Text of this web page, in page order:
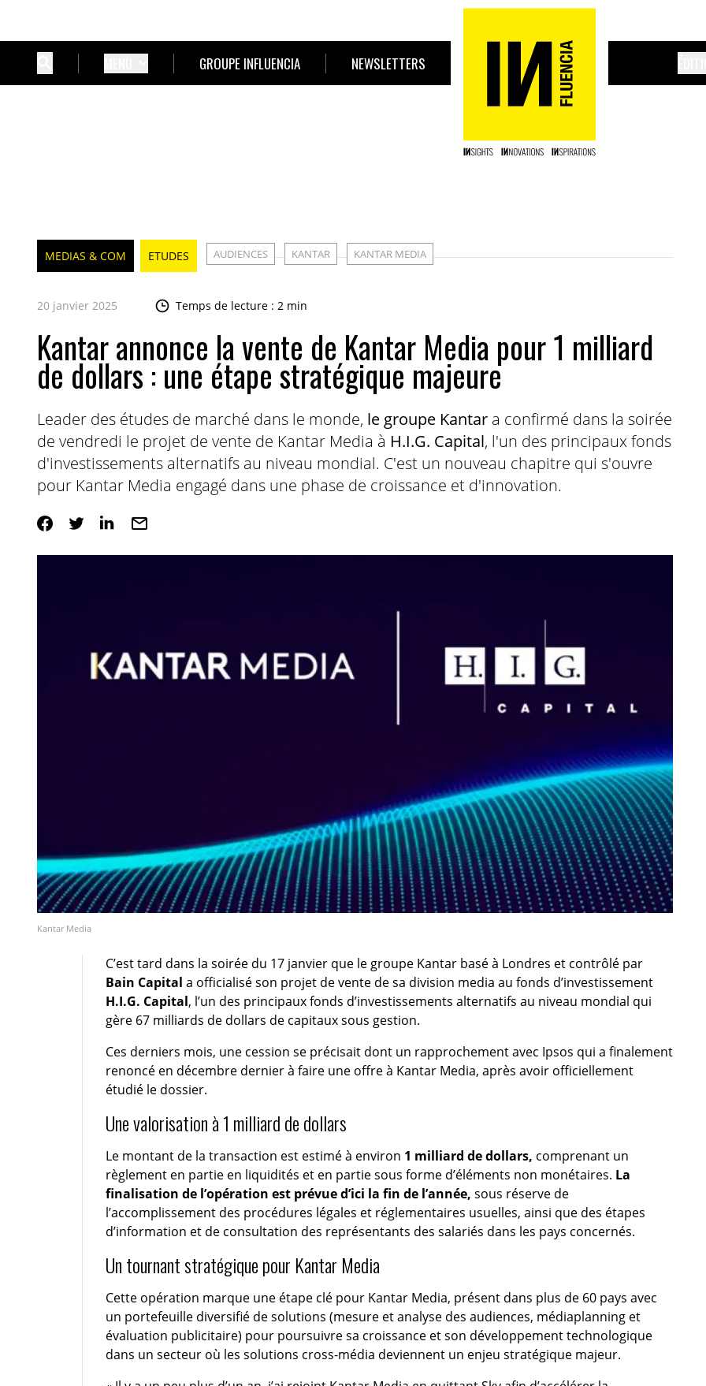
GROUPE INFLUENCIA NEWSLETTERS
MEDIAS & COM ETUDES AUDIENCES KANTAR KANTAR MEDIA
20 janvier 2025 Temps de lecture : 2 min
Kantar annonce la vente de Kantar Media pour 1 milliard
de dollars : une étape stratégique majeure
Leader des études de marché dans le monde, le groupe Kantara confirmé dans la soirée
de vendredi le projet de vente de Kantar Media à H.I.G. Capital, l'un des principaux fonds
d'investissements alternatifs au niveau mondial. C'est un nouveau chapitre qui s'ouvre
pour Kantar Media engagé dans une phase de croissance et d'innovation.
Kantar Media
C’est tard dans la soirée du 17 janvier que le groupe Kantar basé à Londres et contrôlé par
Bain Capital a officialisé son projet de vente de sa division media au fonds d’investissement
H.I.G. Capital, l’un des principaux fonds d’investissements alternatifs au niveau mondial qui
gère 67 milliards de dollars de capitaux sous gestion.
Ces derniers mois, une cession se précisait dont un rapprochement avec Ipsos qui a finalement
renoncé en décembre dernier à faire une offre à Kantar Media, après avoir officiellement
étudié le dossier.
Une valorisation à 1 milliard de dollars
Le montant de la transaction est estimé à environ 1 milliard de dollars, comprenant un
règlement en partie en liquidités et en partie sous forme d’éléments non monétaires. La
finalisation de l’opération est prévue d’ici la fin de l’année, sous réserve de
l’accomplissement des procédures légales et réglementaires usuelles, ainsi que des étapes
d’information et de consultation des représentants des salariés dans les pays concernés.
Un tournant stratégique pour Kantar Media
Cette opération marque une étape clé pour Kantar Media, présent dans plus de 60 pays avec
un portefeuille diversifié de solutions (mesure et analyse des audiences, médiaplanning et
évaluation publicitaire) pour poursuivre sa croissance et son développement technologique
dans un secteur où les solutions cross-média deviennent un enjeu stratégique majeur.